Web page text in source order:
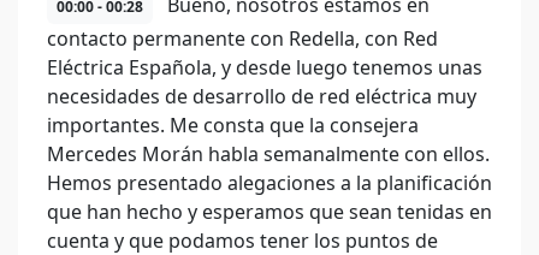
00:00 - 00:28
contacto permanente con Redella, con Red
Eléctrica Española, y desde luego tenemos unas
necesidades de desarrollo de red eléctrica muy
importantes. Me consta que la consejera
Mercedes Morán habla semanalmente con ellos.
Hemos presentado alegaciones a la planificación
que han hecho y esperamos que sean tenidas en
cuenta y que podamos tener los puntos de